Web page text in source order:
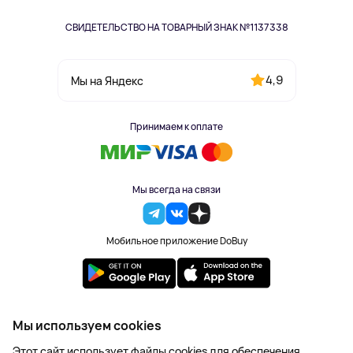
СВИДЕТЕЛЬСТВО НА ТОВАРНЫЙ ЗНАК №1137338
Мы на Яндекс 4,9
Принимаем к оплате
Мы всегда на связи
Мобильное приложение DoBuy
2023-2026 © DoBuy. Все права защищены
Правила обработки персональных данных
Мы используем cookies